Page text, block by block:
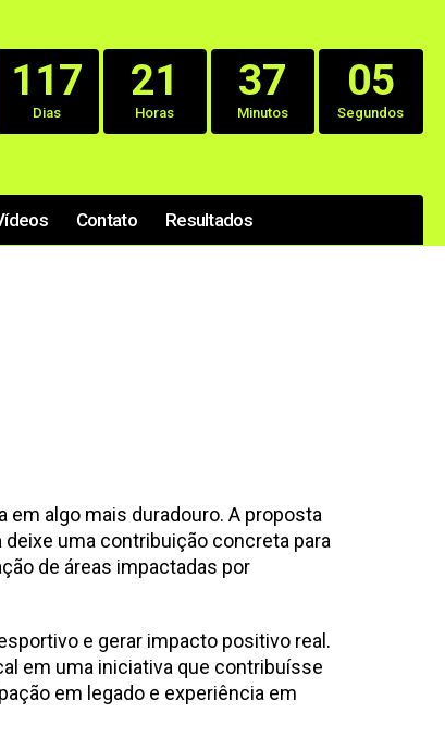
117
Dias
21
Horas
37
Minutos
05
Segundos
Contato Resultados
algo mais duradouro. A proposta
deixe uma contribuição concreta para
de áreas impactadas por
e gerar impacto positivo real.
em uma iniciativa que contribuísse
em legado e experiência em